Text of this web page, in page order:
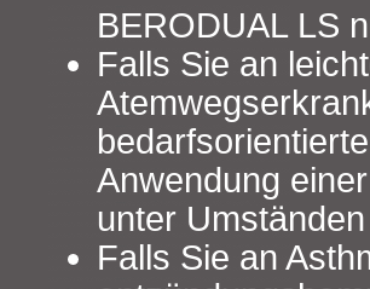
BERODUAL LS
Falls Sie an
Anwendung
unter
Falls Sie an